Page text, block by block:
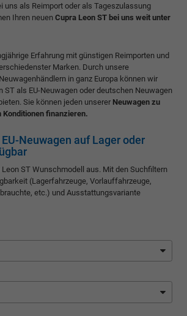
uns als Reimport oder als Tageszulassung
Ihren neuen Cupra Leon ST bei uns weit unter
Erfahrung mit günstigen Reimporten und
Marken. Durch unsere
in ganz Europa können wir
ST als EU-Neuwagen oder deutschen Neuwagen
Sie können jeden unserer Neuwagen zu
Konditionen finanzieren.
Neuwagen auf Lager oder
Leon ST Wunschmodell aus. Mit den Suchfiltern
(Lagerfahrzeuge, Vorlauffahrzeuge,
etc.) und Ausstattungsvariante